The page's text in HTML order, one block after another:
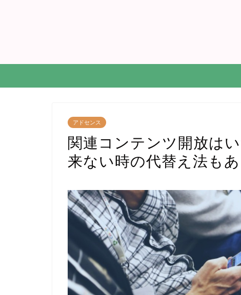
アドセンス
関連コンテンツ開放は
来ない時の代替え法もあ